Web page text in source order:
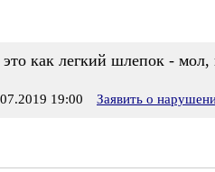
как легкий шлепок - мол,
19:00 Заявить о